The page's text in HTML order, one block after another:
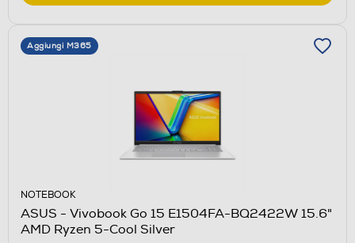
Aggiungi M365
NOTEBOOK
ASUS - Vivobook Go 15 E1504FA-BQ2422W 15.6"
AMD Ryzen 5-Cool Silver